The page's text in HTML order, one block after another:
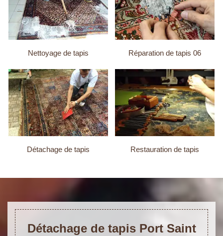
Nettoyage de tapis Réparation de tapis 06
Détachage de tapis Restauration de tapis
Détachage de tapis Port Saint